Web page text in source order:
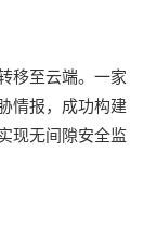
移至云端。一家
情报，成功构建
现无间隙安全监